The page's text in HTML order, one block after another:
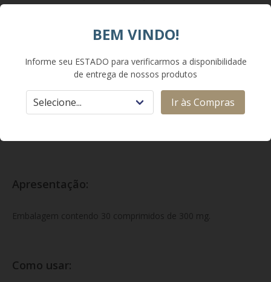
dióxido de silício, estearato de magnésio e povidona.
Classe Terapêutica:
Terapia Biliar / Dissolvente de Cálculos Biliares / Protetor
Apresentação:
Embalagem contendo 30 comprimidos de 300 mg.
Como usar:
BEM VINDO!
Informe seu ESTADO para verificarmos a disponibilidade
de entrega de nossos produtos
Ir às Compras